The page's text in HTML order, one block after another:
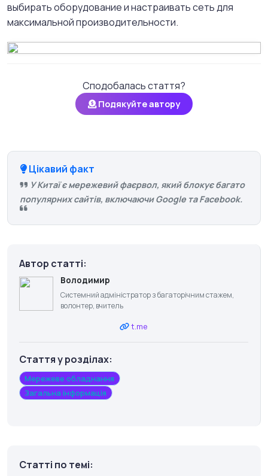
выбирать оборудование и настраивать сеть для
максимальной производительности.
Сподобалась стаття?
Подякуйте автору
Цікавий факт
У Китаї є мережевий фаєрвол, який блокує багато
популярних сайтів, включаючи Google та Facebook.
Автор статті:
Володимир
Системний адміністратор з багаторічним стажем,
волонтер, вчитель
t.me
Стаття у розділах:
Мережеве обладнання
Загальна інформація
Статті по темі: